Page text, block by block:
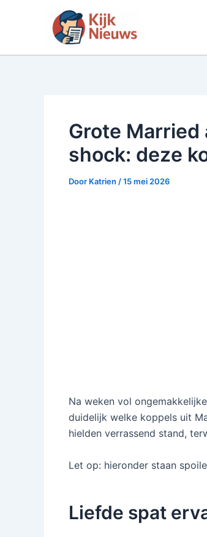
inhoud
Grote
shock: deze
Door Katrien /15 mei 2026
Na weken vol
duidelijk welke koppels uit
hielden verrassend stand,
Let op: hieronder staan
Liefde spat